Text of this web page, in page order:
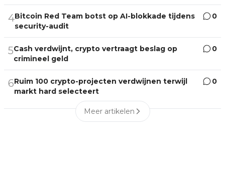
4Bitcoin Red Team botst op AI-blokkade tijdens
security-audit
0
5Cash verdwijnt, crypto vertraagt beslag op
crimineel geld
0
6Ruim 100 crypto-projecten verdwijnen terwijl
markt hard selecteert
0
Meer artikelen